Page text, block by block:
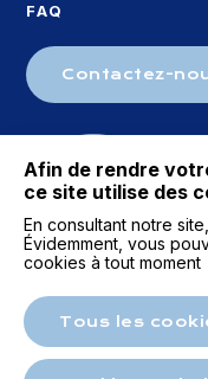
FAQ
Contactez-
Afin de rendre
ce site utilise des
En consultant notre
Évidemment, vous
cookies à tout moment
Tous les